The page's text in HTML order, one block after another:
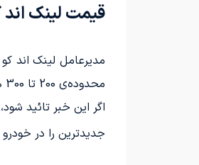
قیمت لینک اند
محدوده‌ی 200 تا 300 هزار یوان (27.600 تا 41.400 دلار) قرار بگیرد.
اگر این خبر تائید شود، لینک آنکو زیرو
جدیدترین را در